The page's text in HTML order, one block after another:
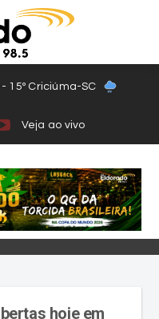
15º Criciúma-SC
Veja ao vivo
hoje em